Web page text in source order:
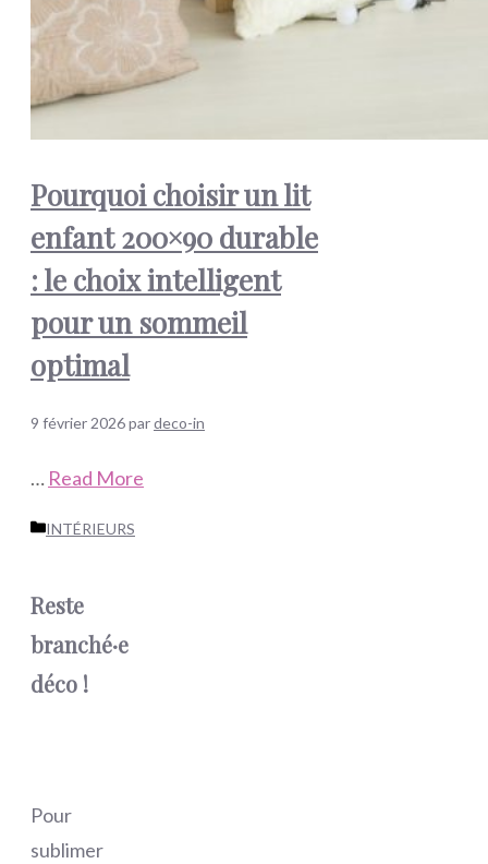
Pourquoi choisir un lit
enfant 200×90 durable
: le choix intelligent
pour un sommeil
optimal
9 février 2026pardeco-in
… Read More
Catégories
INTÉRIEURS
Reste
branché·e
déco !
Pour
sublimer